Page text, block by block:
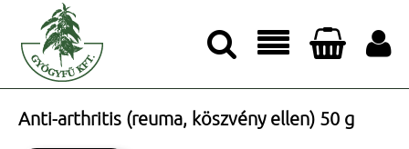




Anti-arthritis (reuma, köszvény ellen) 50 g